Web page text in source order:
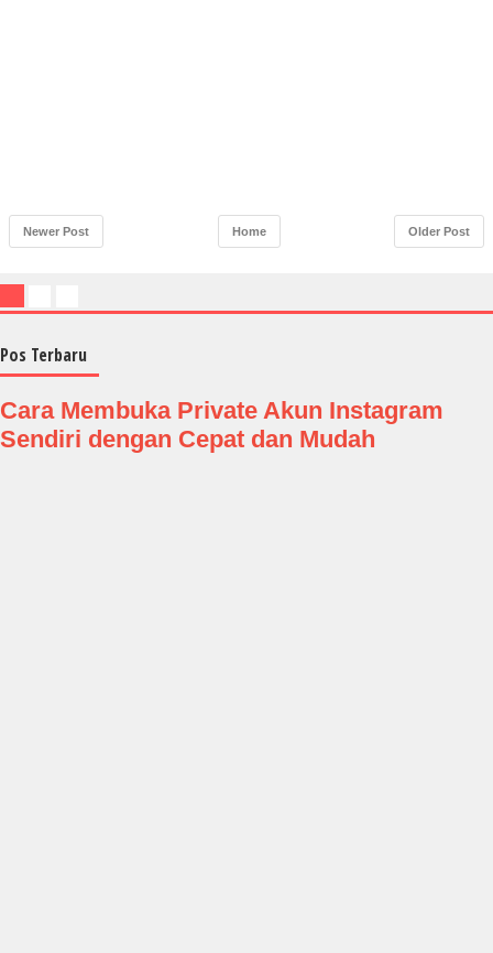
Newer Post Older Post
Home
Pos Terbaru
Cara Membuka Private Akun Instagram
Sendiri dengan Cepat dan Mudah